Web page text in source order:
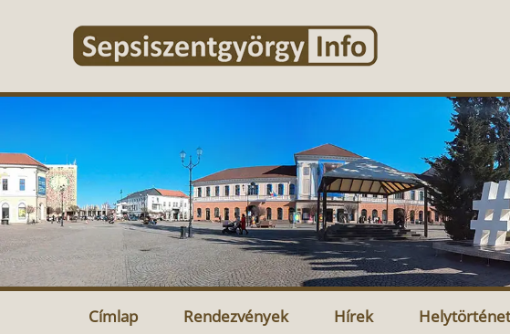
Címlap Rendezvények Hírek Helytörténet